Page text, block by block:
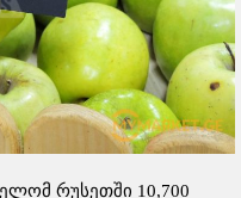
რუსეთში 10,700